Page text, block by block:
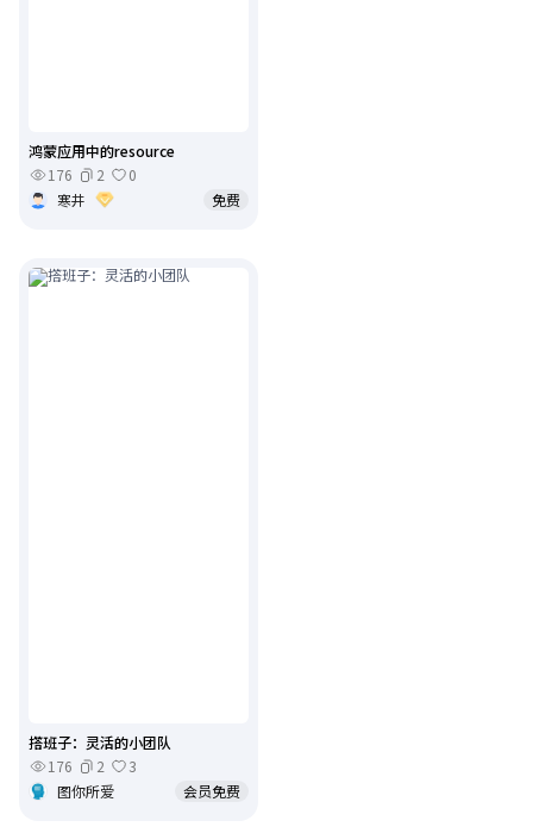
鸿蒙应用中的resource
176
2
0
寒井
免费
撘班子：灵活的小团队
176
2
3
图你所爱
会员免费